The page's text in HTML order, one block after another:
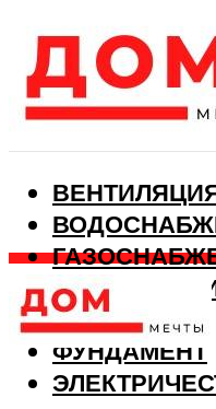
ОТОПЛЕНИЕ
ФУНДАМЕНТ